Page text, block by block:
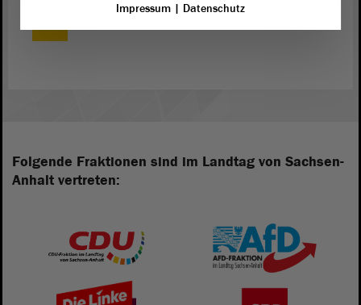
Folgende Fraktionen sind im Landtag von Sachsen-
Anhalt vertreten:
Impressum| Datenschutz